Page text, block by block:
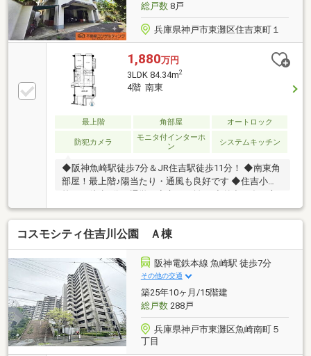
総戸数8戸
兵庫県神戸市東灘区住吉東町１
1,880万円
3LDK 84.34m2
4階 南東
最上階 角部屋 オートロック
防犯カメラ
モニタ付インターホ
ン
システムキッチン
◆阪神魚崎駅徒歩7分＆JR住吉駅徒歩11分！ ◆南東角
部屋！最上階♪陽当たり・通風も良好です ◆住吉小学
も安心の宅配BOXも完備！ ※旧法借地権です
コスモシティ住吉川公園 Ａ棟
阪神電鉄本線 魚崎駅 徒歩7分
その他の交通
築25年10ヶ月/15階建
総戸数288戸
兵庫県神戸市東灘区魚崎南町５
丁目